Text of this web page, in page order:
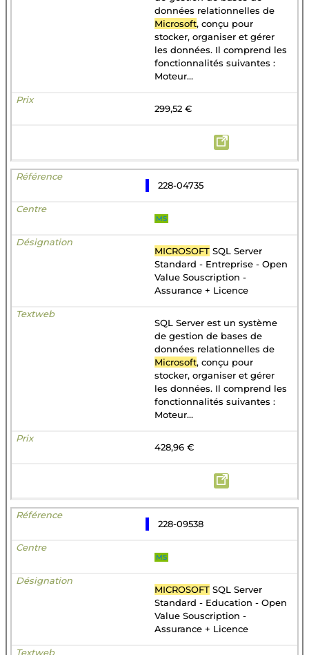
données relationnelles de
Microsoft, conçu pour
stocker, organiser et gérer
les données. Il comprend les
fonctionnalités suivantes :
Moteur...
299,52 €
228-04735
MS
MICROSOFT SQL Server
Standard - Entreprise - Open
Value Souscription -
Assurance + Licence
SQL Server est un système
de gestion de bases de
données relationnelles de
Microsoft, conçu pour
stocker, organiser et gérer
les données. Il comprend les
fonctionnalités suivantes :
Moteur...
428,96 €
228-09538
MS
MICROSOFT SQL Server
Standard - Education - Open
Value Souscription -
Assurance + Licence